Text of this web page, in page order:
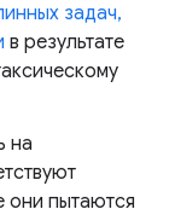
задач,
в результате
на
они пытаются